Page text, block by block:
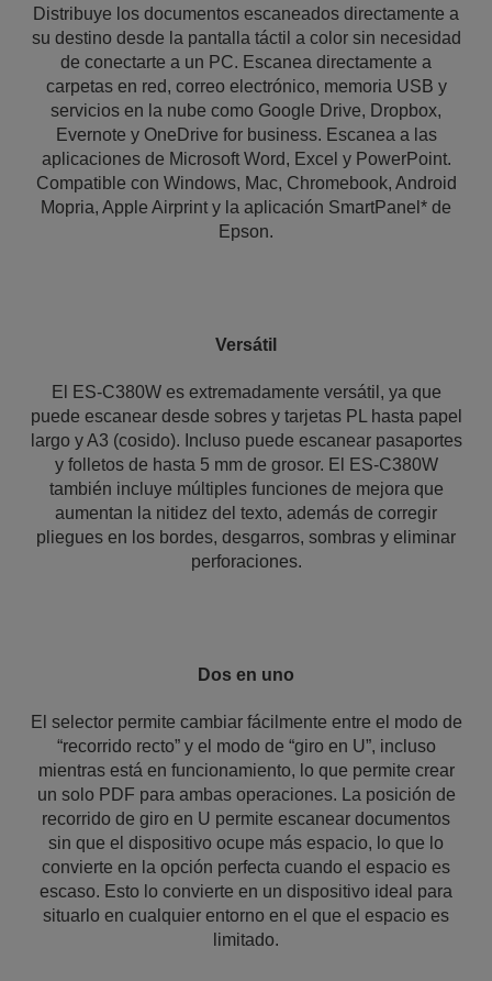
Distribuye los documentos escaneados directamente a
su destino desde la pantalla táctil a color sin necesidad
de conectarte a un PC. Escanea directamente a
carpetas en red, correo electrónico, memoria USB y
servicios en la nube como Google Drive, Dropbox,
Evernote y OneDrive for business. Escanea a las
aplicaciones de Microsoft Word, Excel y PowerPoint.
Compatible con Windows, Mac, Chromebook, Android
Mopria, Apple Airprint y la aplicación SmartPanel* de
Epson.
Versátil
El ES-C380W es extremadamente versátil, ya que
puede escanear desde sobres y tarjetas PL hasta papel
largo y A3 (cosido). Incluso puede escanear pasaportes
y folletos de hasta 5 mm de grosor. El ES-C380W
también incluye múltiples funciones de mejora que
aumentan la nitidez del texto, además de corregir
pliegues en los bordes, desgarros, sombras y eliminar
perforaciones.
Dos en uno
El selector permite cambiar fácilmente entre el modo de
“recorrido recto” y el modo de “giro en U”, incluso
mientras está en funcionamiento, lo que permite crear
un solo PDF para ambas operaciones. La posición de
recorrido de giro en U permite escanear documentos
sin que el dispositivo ocupe más espacio, lo que lo
convierte en la opción perfecta cuando el espacio es
escaso. Esto lo convierte en un dispositivo ideal para
situarlo en cualquier entorno en el que el espacio es
limitado.